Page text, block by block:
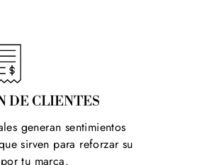
DE CLIENTES
generan sentimientos
sirven para reforzar su
tu marca.